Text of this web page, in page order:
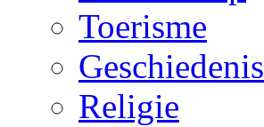
Toerisme
Geschiedenis
Religie